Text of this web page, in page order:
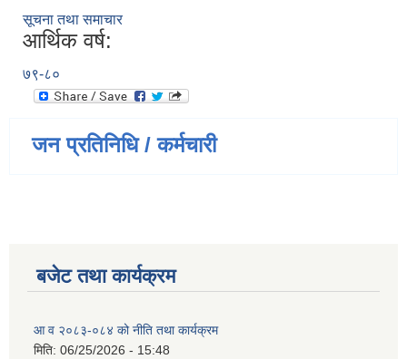
सूचना तथा समाचार
आर्थिक वर्ष:
७९-८०
जन प्रतिनिधि / कर्मचारी
बजेट तथा कार्यक्रम
आ व २०८३-०८४ को नीति तथा कार्यक्रम
मिति: 06/25/2026 - 15:48